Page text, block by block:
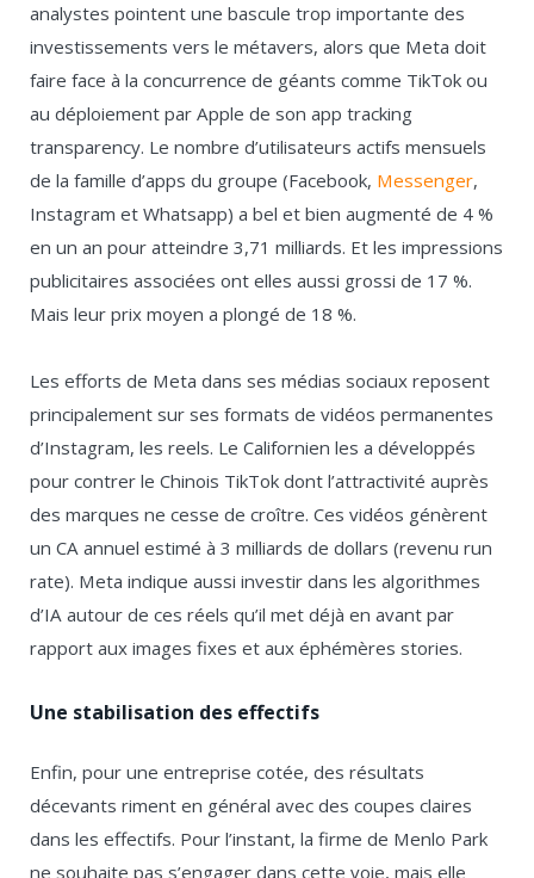
analystes pointent une bascule trop importante des
investissements vers le métavers, alors que Meta doit
faire face à la concurrence de géants comme TikTok ou
au déploiement par Apple de son app tracking
transparency. Le nombre d’utilisateurs actifs mensuels
de la famille d’apps du groupe (Facebook, Messenger,
Instagram et Whatsapp) a bel et bien augmenté de 4 %
en un an pour atteindre 3,71 milliards. Et les impressions
publicitaires associées ont elles aussi grossi de 17 %.
Mais leur prix moyen a plongé de 18 %.
Les efforts de Meta dans ses médias sociaux reposent
principalement sur ses formats de vidéos permanentes
d’Instagram, les reels. Le Californien les a développés
pour contrer le Chinois TikTok dont l’attractivité auprès
des marques ne cesse de croître. Ces vidéos génèrent
un CA annuel estimé à 3 milliards de dollars (revenu run
rate). Meta indique aussi investir dans les algorithmes
d’IA autour de ces réels qu’il met déjà en avant par
rapport aux images fixes et aux éphémères stories.
Une stabilisation des effectifs
Enfin, pour une entreprise cotée, des résultats
décevants riment en général avec des coupes claires
dans les effectifs. Pour l’instant, la firme de Menlo Park
ne souhaite pas s’engager dans cette voie, mais elle